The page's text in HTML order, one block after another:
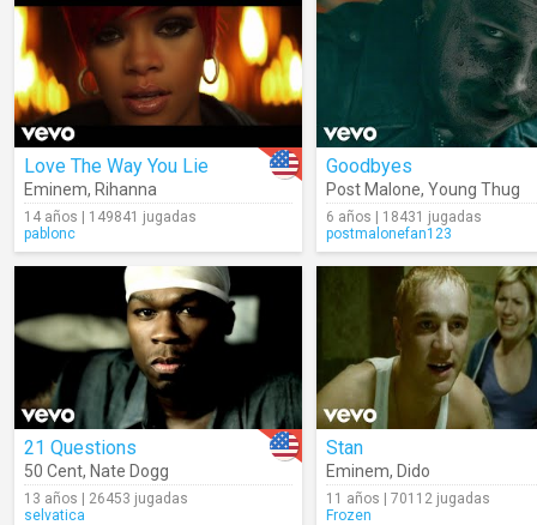
Love The Way You Lie
Eminem, Rihanna
14 años | 149841 jugadas
pablonc
Goodbyes
Post Malone, Young Thug
6 años | 18431 jugadas
postmalonefan123
21 Questions
50 Cent, Nate Dogg
13 años | 26453 jugadas
selvatica
Stan
Eminem, Dido
11 años | 70112 jugadas
Frozen